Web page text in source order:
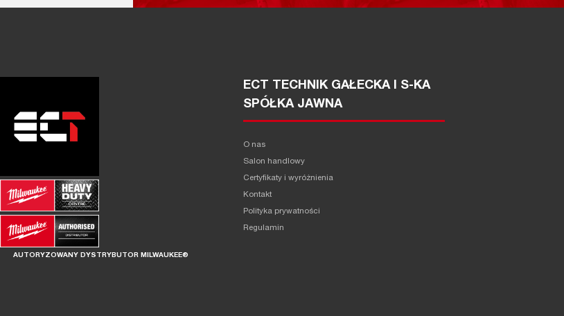
AUTORYZOWANY DYSTRYBUTOR MILWAUKEE®
ECT TECHNIK GAŁECKA I S-KA
SPÓŁKA JAWNA
O nas
Salon handlowy
Certyfikaty i wyróżnienia
Kontakt
Polityka prywatności
Regulamin